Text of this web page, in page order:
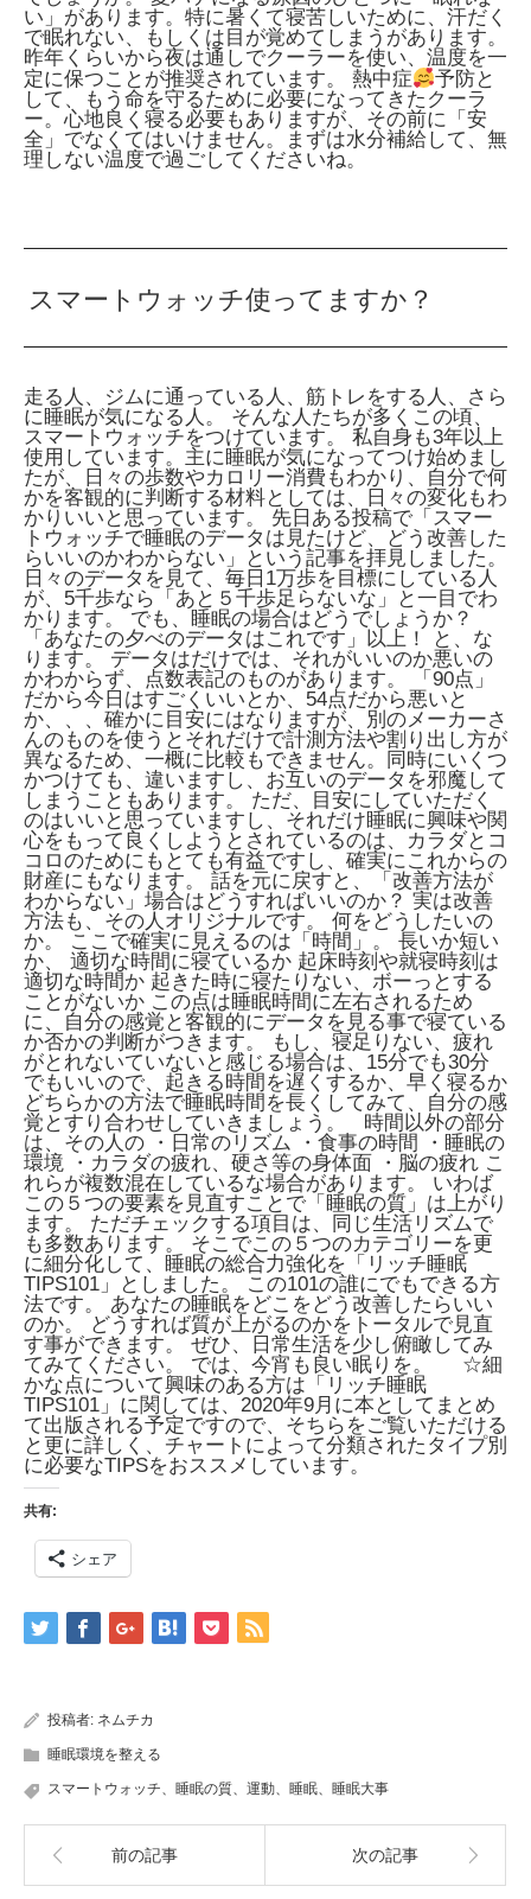
い」があります。特に暑くて寝苦しいために、汗だく
で眠れない、もしくは目が覚めてしまうがあります。
昨年くらいから夜は通しでクーラーを使い、温度を一
定に保つことが推奨されています。 熱中症
予防と
して、もう命を守るために必要になってきたクーラ
ー。心地良く寝る必要もありますが、その前に「安
全」でなくてはいけません。まずは水分補給して、無
理しない温度で過ごしてくださいね。
スマートウォッチ使ってますか？
走る人、ジムに通っている人、筋トレをする人、さら
に睡眠が気になる人。 そんな人たちが多くこの頃、
スマートウォッチをつけています。 私自身も3年以上
使用しています。主に睡眠が気になってつけ始めまし
たが、日々の歩数やカロリー消費もわかり、自分で何
かを客観的に判断する材料としては、日々の変化もわ
かりいいと思っています。 先日ある投稿で「スマー
トウォッチで睡眠のデータは見たけど、どう改善した
らいいのかわからない」という記事を拝見しました。
日々のデータを見て、毎日1万歩を目標にしている人
が、5千歩なら「あと５千歩足らないな」と一目でわ
かります。 でも、睡眠の場合はどうでしょうか？
「あなたの夕べのデータはこれです」以上！ と、な
ります。 データはだけでは、それがいいのか悪いの
かわからず、点数表記のものがあります。 「90点」
だから今日はすごくいいとか、54点だから悪いと
か、、、確かに目安にはなりますが、別のメーカーさ
んのものを使うとそれだけで計測方法や割り出し方が
異なるため、一概に比較もできません。同時にいくつ
かつけても、違いますし、お互いのデータを邪魔して
しまうこともあります。 ただ、目安にしていただく
のはいいと思っていますし、それだけ睡眠に興味や関
心をもって良くしようとされているのは、カラダとコ
コロのためにもとても有益ですし、確実にこれからの
財産にもなります。 話を元に戻すと、「改善方法が
わからない」場合はどうすればいいのか？ 実は改善
方法も、その人オリジナルです。 何をどうしたいの
か。 ここで確実に見えるのは「時間」。 長いか短い
か、 適切な時間に寝ているか 起床時刻や就寝時刻は
適切な時間か 起きた時に寝たりない、ボーっとする
ことがないか この点は睡眠時間に左右されるため
に、自分の感覚と客観的にデータを見る事で寝ている
か否かの判断がつきます。 もし、寝足りない、疲れ
がとれないていないと感じる場合は、15分でも30分
でもいいので、起きる時間を遅くするか、早く寝るか
どちらかの方法で睡眠時間を長くしてみて、自分の感
覚とすり合わせしていきましょう。 時間以外の部分
は、その人の ・日常のリズム ・食事の時間 ・睡眠の
環境 ・カラダの疲れ、硬さ等の身体面 ・脳の疲れ こ
れらが複数混在しているな場合があります。 いわば
この５つの要素を見直すことで「睡眠の質」は上がり
ます。 ただチェックする項目は、同じ生活リズムで
も多数あります。 そこでこの５つのカテゴリーを更
に細分化して、睡眠の総合力強化を「リッチ睡眠
TIPS101」としました。 この101の誰にでもできる方
法です。 あなたの睡眠をどこをどう改善したらいい
のか。 どうすれば質が上がるのかをトータルで見直
す事ができます。 ぜひ、日常生活を少し俯瞰してみ
てみてください。 では、今宵も良い眠りを。 ☆細
かな点について興味のある方は「リッチ睡眠
TIPS101」に関しては、2020年9月に本としてまとめ
て出版される予定ですので、そちらをご覧いただける
と更に詳しく、チャートによって分類されたタイプ別
に必要なTIPSをおススメしています。
共有:
シェア
投稿者: ネムチカ
睡眠環境を整える
スマートウォッチ、睡眠の質、運動、睡眠、睡眠大事
前の記事 次の記事